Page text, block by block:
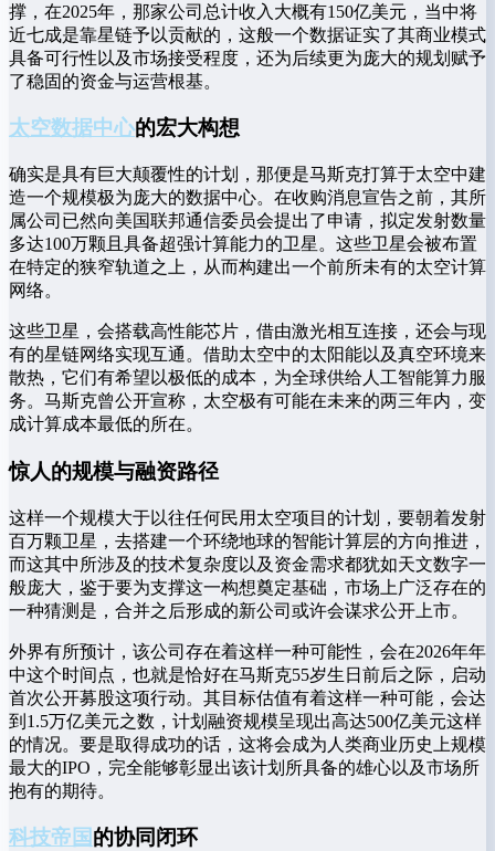
撑，在2025年，那家公司总计收入大概有150亿美元，当中将
近七成是靠星链予以贡献的，这般一个数据证实了其商业模式
具备可行性以及市场接受程度，还为后续更为庞大的规划赋予
了稳固的资金与运营根基。
太空数据中心的宏大构想
确实是具有巨大颠覆性的计划，那便是马斯克打算于太空中建
造一个规模极为庞大的数据中心。在收购消息宣告之前，其所
属公司已然向美国联邦通信委员会提出了申请，拟定发射数量
多达100万颗且具备超强计算能力的卫星。这些卫星会被布置
在特定的狭窄轨道之上，从而构建出一个前所未有的太空计算
网络。
这些卫星，会搭载高性能芯片，借由激光相互连接，还会与现
有的星链网络实现互通。借助太空中的太阳能以及真空环境来
散热，它们有希望以极低的成本，为全球供给人工智能算力服
务。马斯克曾公开宣称，太空极有可能在未来的两三年内，变
成计算成本最低的所在。
惊人的规模与融资路径
这样一个规模大于以往任何民用太空项目的计划，要朝着发射
百万颗卫星，去搭建一个环绕地球的智能计算层的方向推进，
而这其中所涉及的技术复杂度以及资金需求都犹如天文数字一
般庞大，鉴于要为支撑这一构想奠定基础，市场上广泛存在的
一种猜测是，合并之后形成的新公司或许会谋求公开上市。
外界有所预计，该公司存在着这样一种可能性，会在2026年年
中这个时间点，也就是恰好在马斯克55岁生日前后之际，启动
首次公开募股这项行动。其目标估值有着这样一种可能，会达
到1.5万亿美元之数，计划融资规模呈现出高达500亿美元这样
的情况。要是取得成功的话，这将会成为人类商业历史上规模
最大的IPO，完全能够彰显出该计划所具备的雄心以及市场所
抱有的期待。
科技帝国的协同闭环